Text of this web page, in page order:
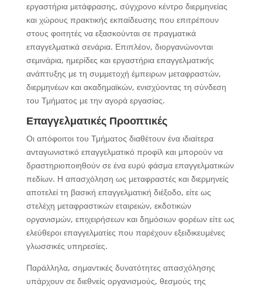
εργαστήρια μετάφρασης, σύγχρονο κέντρο διερμηνείας
και χώρους πρακτικής εκπαίδευσης που επιτρέπουν
στους φοιτητές να εξασκούνται σε πραγματικά
επαγγελματικά σενάρια. Επιπλέον, διοργανώνονται
σεμινάρια, ημερίδες και εργαστήρια επαγγελματικής
ανάπτυξης με τη συμμετοχή έμπειρων μεταφραστών,
διερμηνέων και ακαδημαϊκών, ενισχύοντας τη σύνδεση
του Τμήματος με την αγορά εργασίας.
Επαγγελματικές Προοπτικές
Οι απόφοιτοι του Τμήματος διαθέτουν ένα ιδιαίτερα
ανταγωνιστικό επαγγελματικό προφίλ και μπορούν να
δραστηριοποιηθούν σε ένα ευρύ φάσμα επαγγελματικών
πεδίων. Η απασχόληση ως μεταφραστές και διερμηνείς
αποτελεί τη βασική επαγγελματική διέξοδο, είτε ως
στελέχη μεταφραστικών εταιρειών, εκδοτικών
οργανισμών, επιχειρήσεων και δημόσιων φορέων είτε ως
ελεύθεροι επαγγελματίες που παρέχουν εξειδικευμένες
γλωσσικές υπηρεσίες.
Παράλληλα, σημαντικές δυνατότητες απασχόλησης
υπάρχουν σε διεθνείς οργανισμούς, θεσμούς της